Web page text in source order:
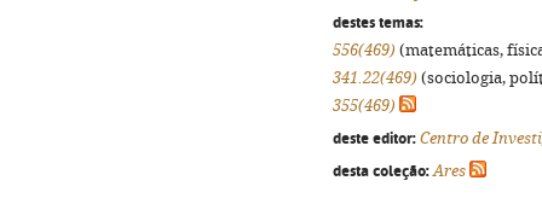
destes temas:
556(469) (matemáticas,
341.22(469) (sociologia,
355(469)
deste editor: Centro de
desta coleção: Ares